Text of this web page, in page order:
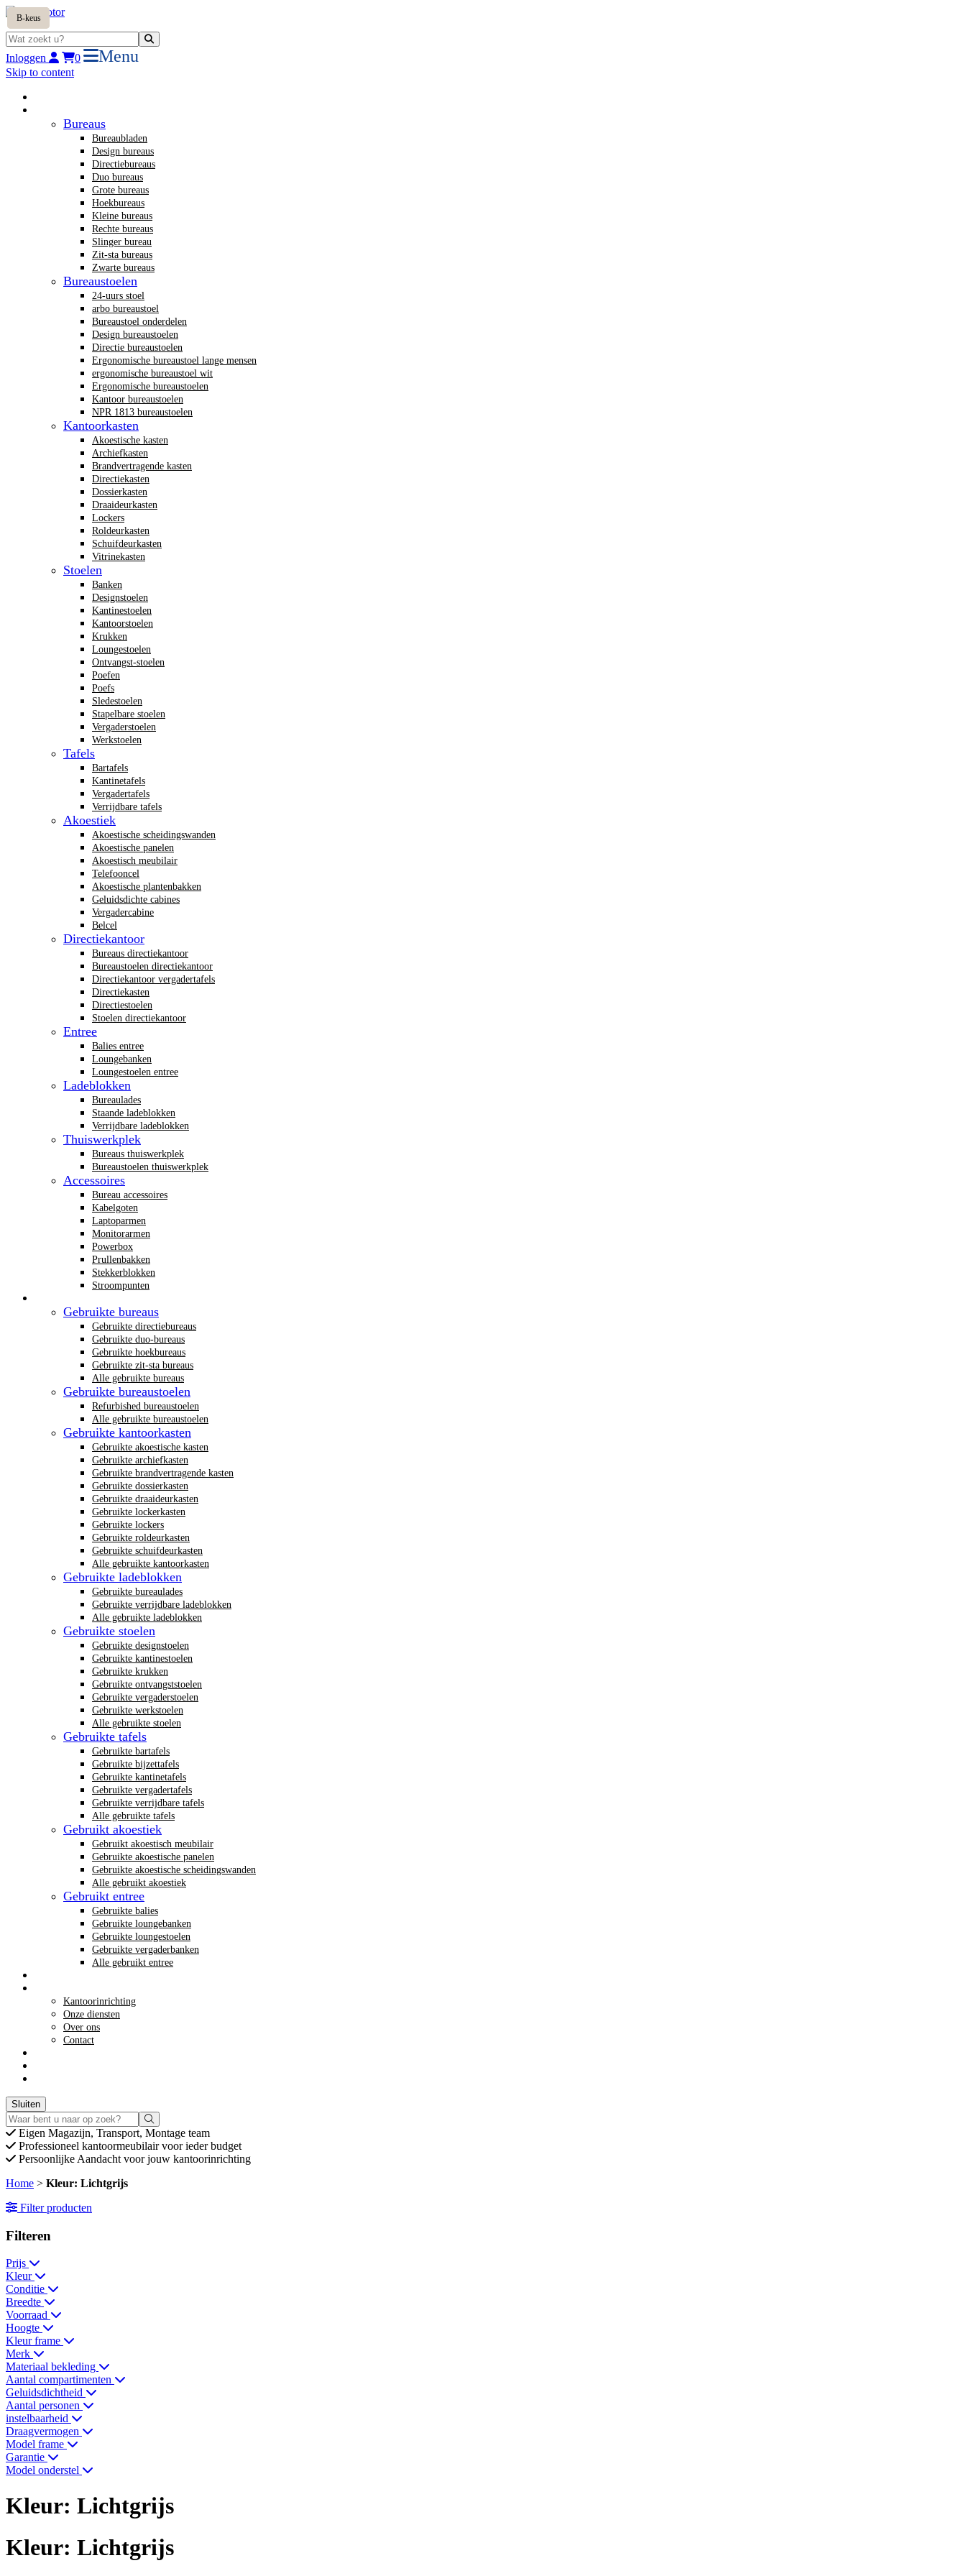
Inloggen 0 Menu
Skip to content
Bureaus
Bureaubladen
Design bureaus
Directiebureaus
Duo bureaus
Grote bureaus
Hoekbureaus
Kleine bureaus
Rechte bureaus
Slinger bureau
Zit-sta bureaus
Zwarte bureaus
Bureaustoelen
24-uurs stoel
arbo bureaustoel
Bureaustoel onderdelen
Design bureaustoelen
Directie bureaustoelen
Ergonomische bureaustoel lange mensen
ergonomische bureaustoel wit
Ergonomische bureaustoelen
Kantoor bureaustoelen
NPR 1813 bureaustoelen
Kantoorkasten
Akoestische kasten
Archiefkasten
Brandvertragende kasten
Directiekasten
Dossierkasten
Draaideurkasten
Lockers
Roldeurkasten
Schuifdeurkasten
Vitrinekasten
Stoelen
Banken
Designstoelen
Kantinestoelen
Kantoorstoelen
Krukken
Loungestoelen
Ontvangst-stoelen
Poefen
Poefs
Sledestoelen
Stapelbare stoelen
Vergaderstoelen
Werkstoelen
Tafels
Bartafels
Kantinetafels
Vergadertafels
Verrijdbare tafels
Akoestiek
Akoestische scheidingswanden
Akoestische panelen
Akoestisch meubilair
Telefooncel
Akoestische plantenbakken
Geluidsdichte cabines
Vergadercabine
Belcel
Directiekantoor
Bureaus directiekantoor
Bureaustoelen directiekantoor
Directiekantoor vergadertafels
Directiekasten
Directiestoelen
Stoelen directiekantoor
Entree
Balies entree
Loungebanken
Loungestoelen entree
Ladeblokken
Bureaulades
Staande ladeblokken
Verrijdbare ladeblokken
Thuiswerkplek
Bureaus thuiswerkplek
Bureaustoelen thuiswerkplek
Accessoires
Bureau accessoires
Kabelgoten
Laptoparmen
Monitorarmen
Powerbox
Prullenbakken
Stekkerblokken
Stroompunten
Gebruikte bureaus
Gebruikte directiebureaus
Gebruikte duo-bureaus
Gebruikte hoekbureaus
Gebruikte zit-sta bureaus
Alle gebruikte bureaus
Gebruikte bureaustoelen
Refurbished bureaustoelen
Alle gebruikte bureaustoelen
Gebruikte kantoorkasten
Gebruikte akoestische kasten
Gebruikte archiefkasten
Gebruikte brandvertragende kasten
Gebruikte dossierkasten
Gebruikte draaideurkasten
Gebruikte lockerkasten
Gebruikte lockers
Gebruikte roldeurkasten
Gebruikte schuifdeurkasten
Alle gebruikte kantoorkasten
Gebruikte ladeblokken
Gebruikte bureaulades
Gebruikte verrijdbare ladeblokken
Alle gebruikte ladeblokken
Gebruikte stoelen
Gebruikte designstoelen
Gebruikte kantinestoelen
Gebruikte krukken
Gebruikte ontvangststoelen
Gebruikte vergaderstoelen
Gebruikte werkstoelen
Alle gebruikte stoelen
Gebruikte tafels
Gebruikte bartafels
Gebruikte bijzettafels
Gebruikte kantinetafels
Gebruikte vergadertafels
Gebruikte verrijdbare tafels
Alle gebruikte tafels
Gebruikt akoestiek
Gebruikt akoestisch meubilair
Gebruikte akoestische panelen
Gebruikte akoestische scheidingswanden
Alle gebruikt akoestiek
Gebruikt entree
Gebruikte balies
Gebruikte loungebanken
Gebruikte loungestoelen
Gebruikte vergaderbanken
Alle gebruikt entree
Kantoorinrichting
Onze diensten
Over ons
Contact
Sluiten
Eigen Magazijn, Transport, Montage team
Professioneel kantoormeubilair voor ieder budget
Persoonlijke Aandacht voor jouw kantoorinrichting
Home > Kleur: Lichtgrijs
Filter producten
Filteren
Prijs
Kleur
Conditie
Breedte
Voorraad
Hoogte
Kleur frame
Merk
Materiaal bekleding
Aantal compartimenten
Geluidsdichtheid
Aantal personen
instelbaarheid
Draagvermogen
Model frame
Garantie
Model onderstel
Kleur: Lichtgrijs
Kleur: Lichtgrijs
B-keus
B-keus